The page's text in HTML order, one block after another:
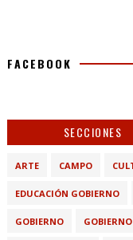
FACEBOOK
SECCIONES
ARTE CAMPO
EDUCACIÓN GOBIERNO
GOBIERNO